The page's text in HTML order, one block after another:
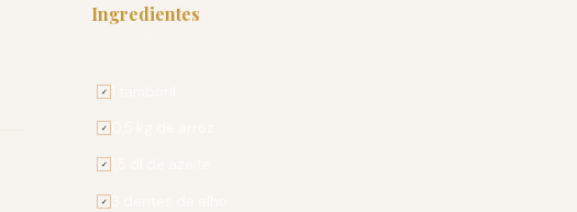
Ingredientes
✓
✓
✓
✓